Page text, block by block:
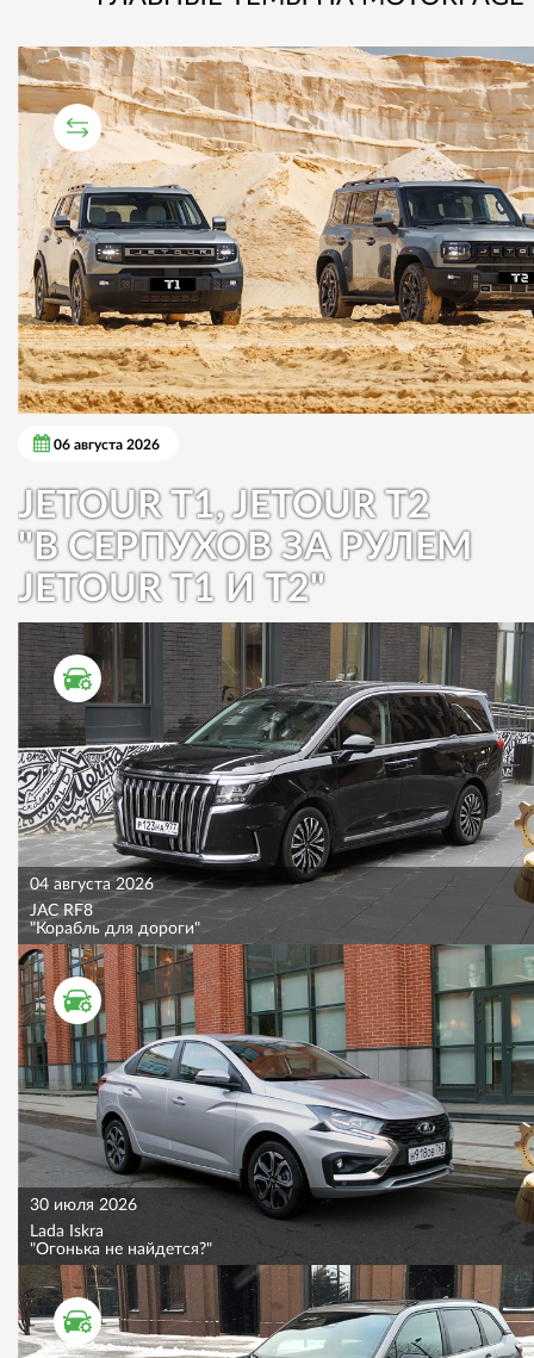
СРАВНИТЕЛЬНЫЙ ТЕСТ
06 августа 2026
JETOUR T1, JETOUR T2
"В СЕРПУХОВ ЗА РУЛЕМ
JETOUR T1 И T2"
ТЕСТ ДРАЙВ
04 августа 2026
JAC RF8
"Корабль для дороги"
ТЕСТ ДРАЙВ
30 июля 2026
Lada Iskra
"Огонька не найдется?"
ТЕСТ ДРАЙВ